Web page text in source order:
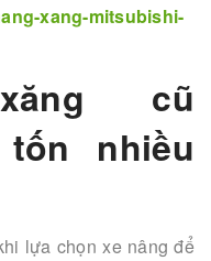
xang-mitsubishi-
cũ
nhiều
lựa chọn xe nâng để